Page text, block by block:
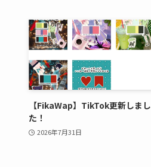
【FikaWap】TikTok更新しまし
た！
2026年7月31日